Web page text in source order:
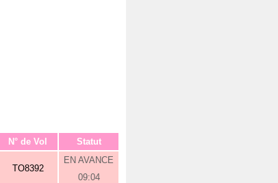
N° de Vol Statut
TO8392
EN AVANCE
09:04